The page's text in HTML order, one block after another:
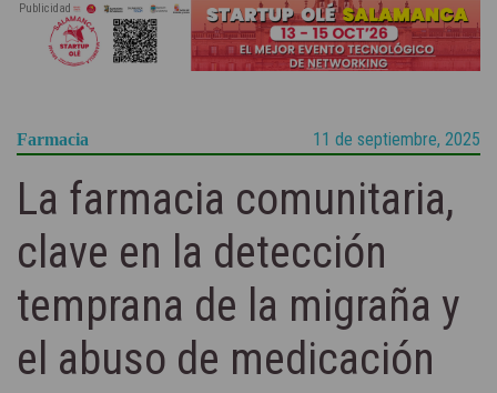
Publicidad
Farmacia 11 de septiembre, 2025
La farmacia comunitaria,
clave en la detección
temprana de la migraña y
el abuso de medicación